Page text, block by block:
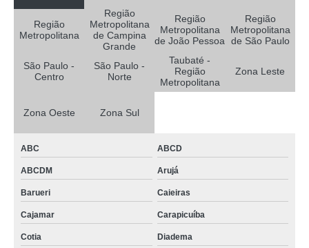
Região
Metropolitana
Região
Metropolitana
de Campina
Grande
Região
Metropolitana
de João Pessoa
Região
Metropolitana
de São Paulo
São Paulo -
Centro
São Paulo -
Norte
Taubaté -
Região
Metropolitana
Zona Leste
Zona Oeste Zona Sul
ABC ABCD
ABCDM Arujá
Barueri Caieiras
Cajamar Carapicuíba
Cotia Diadema